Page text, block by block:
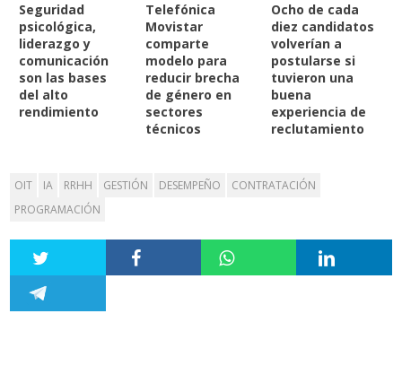
Seguridad
psicológica,
liderazgo y
comunicación
son las bases
del alto
rendimiento
Telefónica
Movistar
comparte
modelo para
reducir brecha
de género en
sectores
técnicos
Ocho de cada
diez candidatos
volverían a
postularse si
tuvieron una
buena
experiencia de
reclutamiento
OIT IA RRHH GESTIÓN DESEMPEÑO
CONTRATACIÓN
PROGRAMACIÓN